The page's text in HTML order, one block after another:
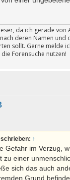
da ich gerade von
deren Namen und
sollt. Gerne melde
Forensuche nutzen!
↑
Gefahr im Verzug,
zu einer
sich das auch
Grund